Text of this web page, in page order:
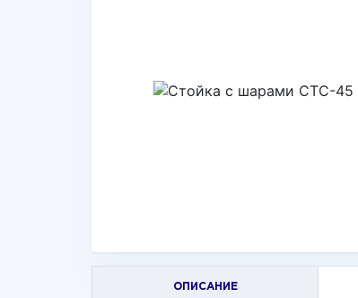
ОПИСАНИЕ